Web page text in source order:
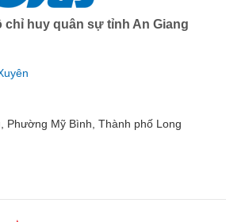
chỉ huy quân sự tỉnh An Giang
Phường Mỹ Bình, Thành phố Long